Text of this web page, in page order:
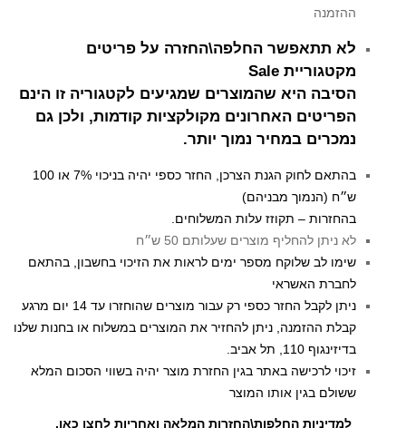
ההזמנה
לא תתאפשר החלפה\החזרה על פריטים
מקטגוריית Sale
הסיבה היא שהמוצרים שמגיעים לקטגוריה זו הינם
הפריטים האחרונים מקולקציות קודמות, ולכן גם
נמכרים במחיר נמוך יותר.
בהתאם לחוק הגנת הצרכן, החזר כספי יהיה בניכוי 7% או 100
ש״ח (הנמוך מבניהם)
בהחזרות – תקוזז עלות המשלוחים.
לא ניתן להחליף מוצרים שעלותם 50 ש״ח
שימו לב שלוקח מספר ימים לראות את הזיכוי בחשבון, בהתאם
לחברת האשראי
ניתן לקבל החזר כספי רק עבור מוצרים שהוחזרו עד 14 יום מרגע
קבלת ההזמנה, ניתן להחזיר את המוצרים במשלוח או בחנות שלנו
בדיזינגוף 110, תל אביב.
זיכוי לרכישה באתר בגין החזרת מוצר יהיה בשווי הסכום המלא
ששולם בגין אותו המוצר
למדיניות החלפות\החזרות המלאה ואחריות לחצו כאן.